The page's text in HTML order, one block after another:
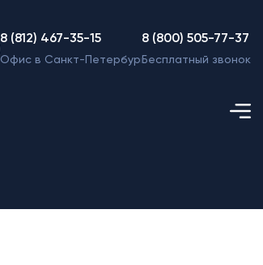
8 (812) 467-35-15
Офис в Санкт-Петербурге
8 (800) 505-77-37
Бесплатный звонок